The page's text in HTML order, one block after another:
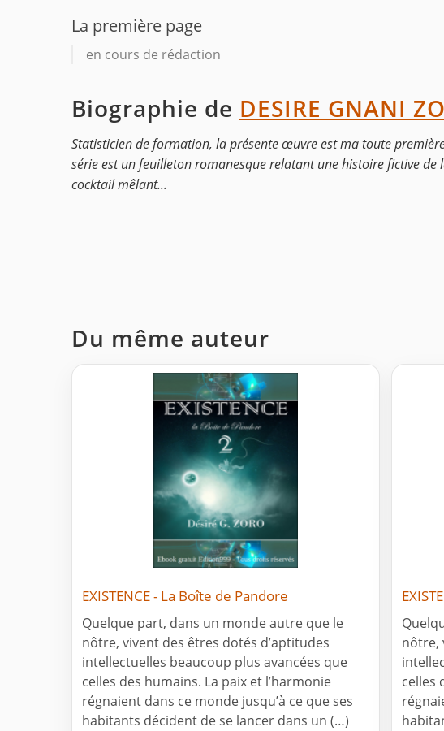
La première page
en cours de rédaction
Biographie de DESIRE GNANI
Statisticien de formation, la présente œuvre est ma toute
série est un feuilleton romanesque relatant une histoire fictive de
cocktail mêlant...
Du même auteur
EXISTENCE - La Boîte de Pandore
Quelque part, dans un monde autre que le
nôtre, vivent des êtres dotés d’aptitudes
intellectuelles beaucoup plus avancées que
celles des humains. La paix et l’harmonie
régnaient dans ce monde jusqu’à ce que ses
habitants décident de se lancer dans un (…)
nôtre,
celles